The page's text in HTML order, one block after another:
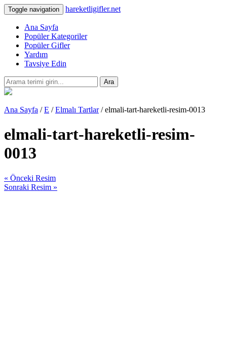
Toggle navigation hareketligifler.net
Ana Sayfa
Popüler Kategoriler
Popüler Gifler
Yardım
Tavsiye Edin
Ara
Ana Sayfa /E /Elmalı Tartlar/ elmali-tart-hareketli-resim-0013
elmali-tart-hareketli-resim-
0013
« Önceki Resim
Sonraki Resim »